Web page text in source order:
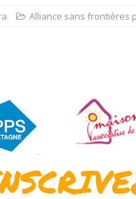
Alliance sans frontières